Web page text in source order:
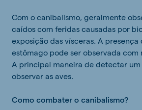
Com o canibalismo, geralmente
caídos com feridas causadas por
exposição das vísceras. A presença
estômago pode ser observada com
A principal maneira de detectar
observar as aves.
Como combater o canibalismo?